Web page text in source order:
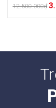
12.500.000₫